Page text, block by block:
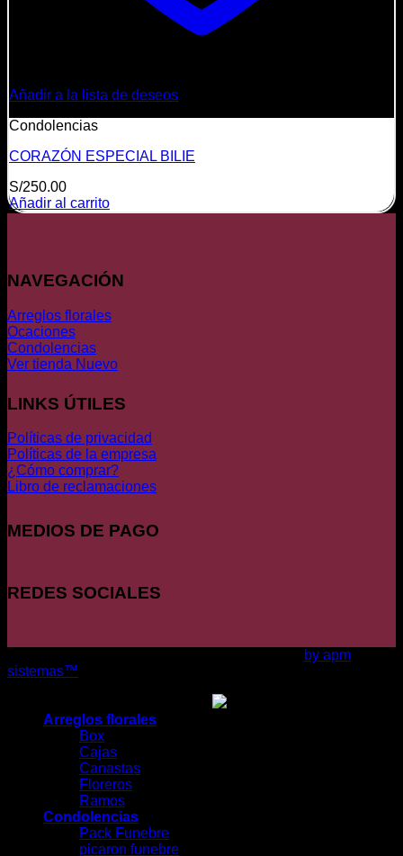
Añadir a la lista de deseos
Condolencias
CORAZÓN ESPECIAL BILIE
S/250.00
Añadir al carrito
NAVEGACIÓN
Arreglos florales
Ocaciones
Condolencias
Ver tienda
LINKS ÚTILES
Políticas de privacidad
Políticas de la empresa
¿Cómo comprar?
Libro de reclamaciones
MEDIOS DE PAGO
REDES SOCIALES
by apm
sistemas™
Arreglos florales
Box
Cajas
Canastas
Floreros
Ramos
Condolencias
Pack Funebre
picaron funebre